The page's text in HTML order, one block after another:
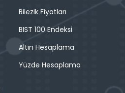
Bilezik Fiyatları
BIST 100 Endeksi
Altın Hesaplama
Yüzde Hesaplama